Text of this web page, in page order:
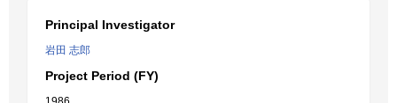
Principal Investigator
岩田 志郎
Project Period (FY)